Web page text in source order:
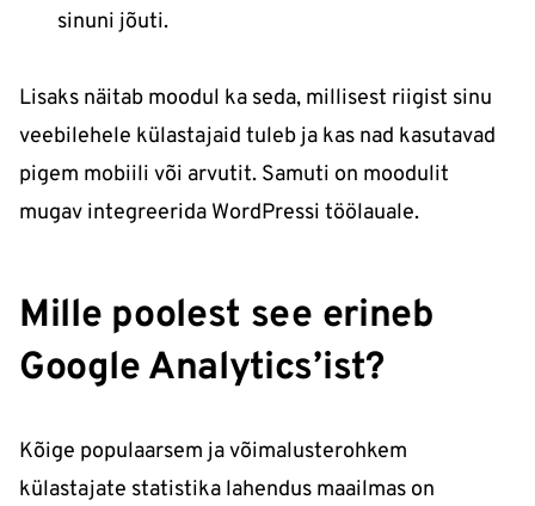
sinuni jõuti.
Lisaks näitab moodul ka seda, millisest riigist sinu
veebilehele külastajaid tuleb ja kas nad kasutavad
pigem mobiili või arvutit. Samuti on moodulit
mugav integreerida WordPressi töölauale.
Mille poolest see erineb
Google Analytics’ist?
Kõige populaarsem ja võimalusterohkem
külastajate statistika lahendus maailmas on